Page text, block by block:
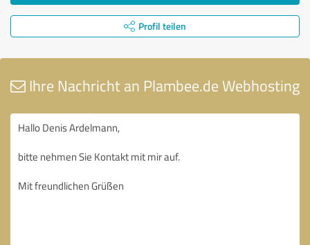
Profil teilen
Ihre Nachricht an Plambee.de Webhosting